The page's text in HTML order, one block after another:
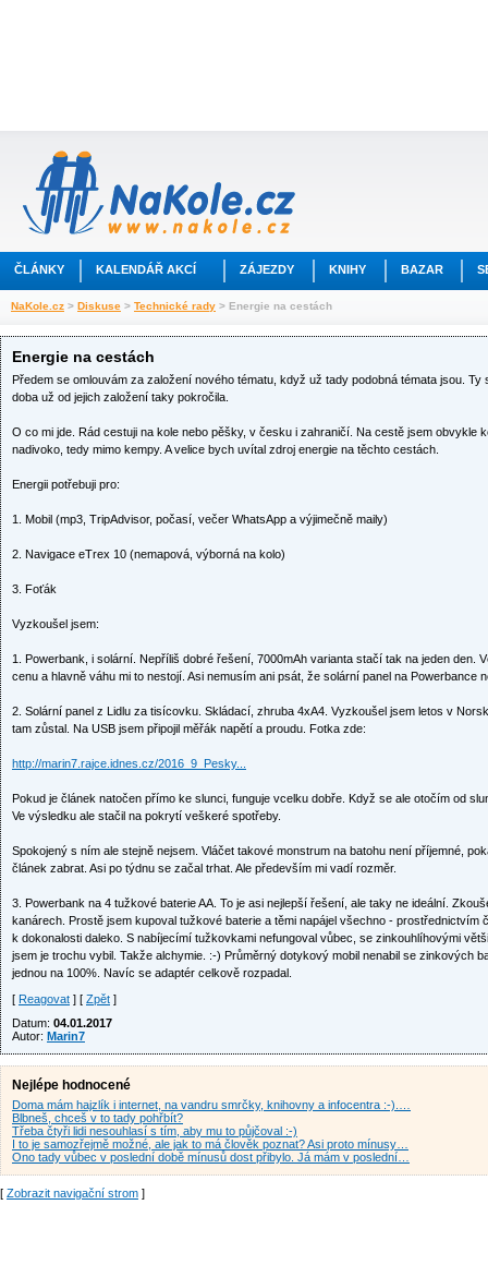
ČLÁNKY KALENDÁŘ AKCÍ ZÁJEZDY KNIHY BAZAR
NaKole.cz > Diskuse > Technické rady > Energie na cestách
Energie na cestách
Předem se omlouvám za založení nového tématu, když už tady podobná témata jsou.
doba už od jejich založení taky pokročila.
O co mi jde. Rád cestuji na kole nebo pěšky, v česku i zahraničí. Na cestě jsem obvykle
nadivoko, tedy mimo kempy. A velice bych uvítal zdroj energie na těchto cestách.
Energii potřebuji pro:
1. Mobil (mp3, TripAdvisor, počasí, večer WhatsApp a výjimečně maily)
2. Navigace eTrex 10 (nemapová, výborná na kolo)
3. Foťák
Vyzkoušel jsem:
1. Powerbank, i solární. Nepříliš dobré řešení, 7000mAh varianta stačí tak na jeden den.
cenu a hlavně váhu mi to nestojí. Asi nemusím ani psát, že solární panel na Powerbance
2. Solární panel z Lidlu za tisícovku. Skládací, zhruba 4xA4. Vyzkoušel jsem letos v
tam zůstal. Na USB jsem připojil měřák napětí a proudu. Fotka zde:
http://marin7.rajce.idnes.cz/2016_9_Pesky...
Pokud je článek natočen přímo ke slunci, funguje vcelku dobře. Když se ale otočím od
Ve výsledku ale stačil na pokrytí veškeré spotřeby.
Spokojený s ním ale stejně nejsem. Vláčet takové monstrum na batohu není příjemné,
článek zabrat. Asi po týdnu se začal trhat. Ale především mi vadí rozměr.
3. Powerbank na 4 tužkové baterie AA. To je asi nejlepší řešení, ale taky ne ideální.
kanárech. Prostě jsem kupoval tužkové baterie a těmi napájel všechno - prostřednictvím
k dokonalosti daleko. S nabíjecímí tužkovkami nefungoval vůbec, se zinkouhlíhovými
jsem je trochu vybil. Takže alchymie. :-) Průměrný dotykový mobil nenabil se zinkových
jednou na 100%. Navíc se adaptér celkově rozpadal.
[ Reagovat ] [ Zpět ]
Datum: 04.01.2017
Autor: Marin7
Nejlépe hodnocené
Doma mám hajzlík i internet, na vandru smrčky, knihovny a infocentra :-).…
Blbneš, chceš v to tady pohřbít?
Třeba čtyři lidi nesouhlasí s tím, aby mu to půjčoval :-)
I to je samozřejmě možné, ale jak to má člověk poznat? Asi proto mínusy…
Ono tady vůbec v poslední době mínusů dost přibylo. Já mám v poslední…
[ Zobrazit navigační strom ]